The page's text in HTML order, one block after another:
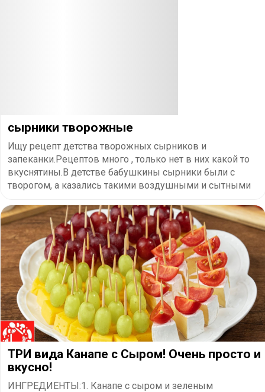
сырники творожные
Ищу рецепт детства творожных сырников и
запеканки.Рецептов много , только нет в них какой то
вкуснятины.В детстве бабушкины сырники были с
творогом, а казались такими воздушными и сытными
ТРИ вида Канапе с Сыром! Очень просто и
вкусно!
ИНГРЕДИЕНТЫ:1. Канапе с сыром и зеленым